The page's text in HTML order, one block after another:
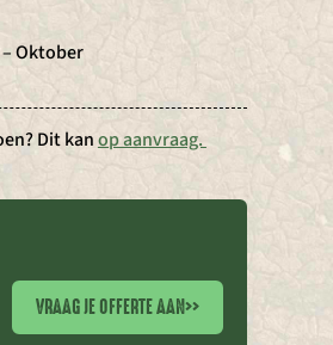
Oktober
Dit kanop aanvraag.
VRAAG JE OFFERTE AAN>>